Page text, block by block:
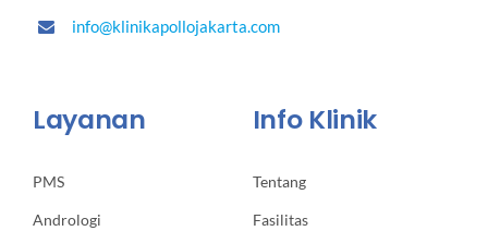
info@klinikapollojakarta.com
Layanan
PMS
Andrologi
Info Klinik
Tentang
Fasilitas